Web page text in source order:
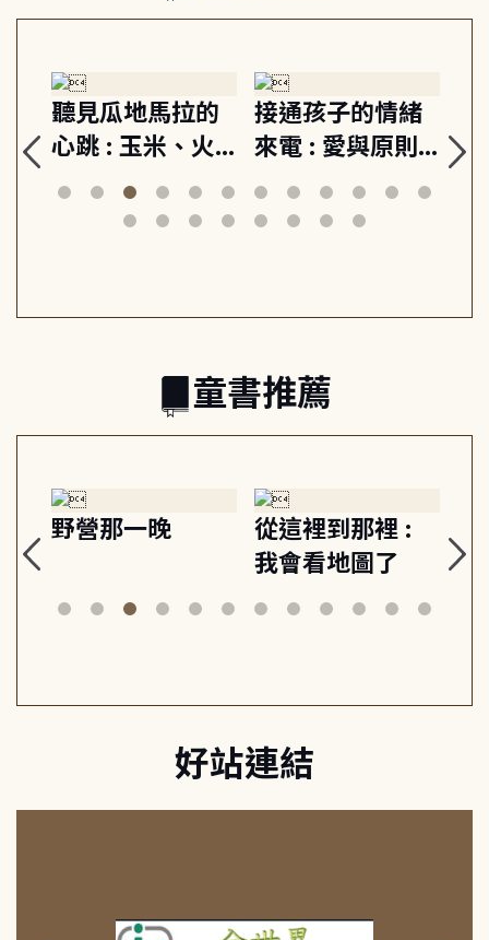
聽見瓜地馬拉的
心跳 : 玉米、火
山與信仰, 外交官
筆下的現代馬雅
接通孩子的情緒
來電 : 愛與原則,
建立教養的安定
節奏 22個行動練
關
童書推薦
野營那一晚
從這裡到那裡 :
我會看地圖了
美
好站連結